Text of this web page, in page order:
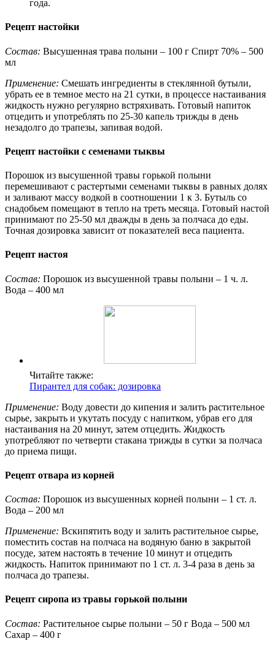
года.
Рецепт настойки
Состав: Высушенная трава полыни – 100 г Спирт 70% – 500
мл
Применение: Смешать ингредиенты в стеклянной бутыли,
убрать ее в темное место на 21 сутки, в процессе настаивания
жидкость нужно регулярно встряхивать. Готовый напиток
отцедить и употреблять по 25-30 капель трижды в день
незадолго до трапезы, запивая водой.
Рецепт настойки с семенами тыквы
Порошок из высушенной травы горькой полыни
перемешивают с растертыми семенами тыквы в равных долях
и заливают массу водкой в соотношении 1 к 3. Бутыль со
снадобьем помещают в тепло на треть месяца. Готовый настой
принимают по 25-50 мл дважды в день за полчаса до еды.
Точная дозировка зависит от показателей веса пациента.
Рецепт настоя
Состав: Порошок из высушенной травы полыни – 1 ч. л.
Вода – 400 мл
Читайте также:
Пирантел для собак: дозировка
Применение: Воду довести до кипения и залить растительное
сырье, закрыть и укутать посуду с напитком, убрав его для
настаивания на 20 минут, затем отцедить. Жидкость
употребляют по четверти стакана трижды в сутки за полчаса
до приема пищи.
Рецепт отвара из корней
Состав: Порошок из высушенных корней полыни – 1 ст. л.
Вода – 200 мл
Применение: Вскипятить воду и залить растительное сырье,
поместить состав на полчаса на водяную баню в закрытой
посуде, затем настоять в течение 10 минут и отцедить
жидкость. Напиток принимают по 1 ст. л. 3-4 раза в день за
полчаса до трапезы.
Рецепт сиропа из травы горькой полыни
Состав: Растительное сырье полыни – 50 г Вода – 500 мл
Сахар – 400 г